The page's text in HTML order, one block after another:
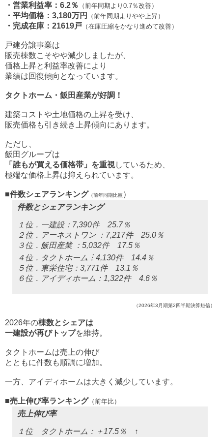
・営業利益率：6.2％ （前年同期より0.7％改善）
・平均価格：3,180万円 （前年同期よりやや上昇）
・完成在庫：21619戸 （在庫圧縮をかなり進めて改善）
戸建分譲事業は
販売棟数こそやや減少しましたが、
価格上昇と利益率改善により
業績は回復傾向となっています。
タクトホーム・飯田産業が好調！
建築コストや土地価格の上昇を受け、
販売価格も引き続き上昇傾向にあります。
ただし、
飯田グループは
「誰もが買える価格帯」を重視しているため、
極端な価格上昇は抑えられています。
■件数シェアランキング （前年同期比較 ）
件数とシェアランキング
１位．一建設：7,390件 25.7％
２位．アーネストワン ：7,217件 25.0％
３位．飯田産業 ：5,032件 17.5％
４位．タクトホーム︙4,130件 14.4％
５位．東栄住宅：3,771件 13.1％
６位．アイディホーム：1,322件 4.6％
（2026年3月期第2四半期決算短信）
2026年の棟数とシェアは
一建設が再びトップを維持。
タクトホームは売上の伸び
とともに件数も順調に増加。
一方、アイディホームは大きく減少しています。
■売上伸び率ランキング （前年比）
売上伸び率
１位 タクトホーム：＋17.5％ ↑